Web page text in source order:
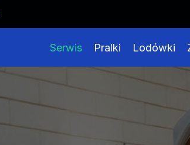
Serwis Pralki Lodówki